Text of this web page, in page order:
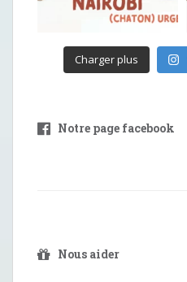
Charger plus
Notre page facebook
Nous aider